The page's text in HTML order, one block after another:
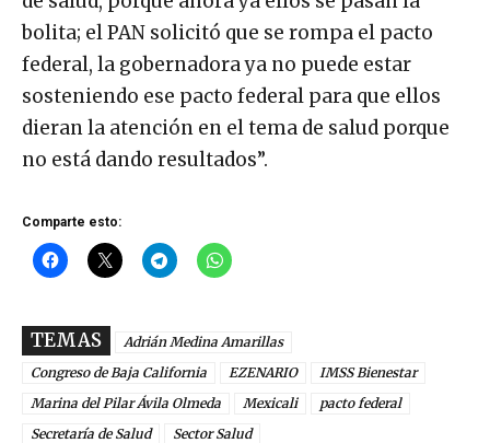
bolita; el PAN solicitó que se rompa el pacto
federal, la gobernadora ya no puede estar
sosteniendo ese pacto federal para que ellos
dieran la atención en el tema de salud porque
no está dando resultados”.
Comparte esto:
TEMAS
Adrián Medina Amarillas
Congreso de Baja California
EZENARIO
IMSS Bienestar
Marina del Pilar Ávila Olmeda
Mexicali
pacto federal
Secretaría de Salud
Sector Salud